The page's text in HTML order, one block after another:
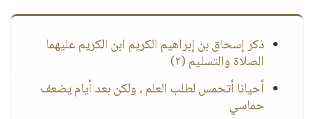
ذكر إسحاق بن إبراهيم الكريم ابن الكريم عليهما
الصلاة والتسليم (٢)
أحيانا أتحمس لطلب العلم ، ولكن بعد أيام يضعف
حماسي